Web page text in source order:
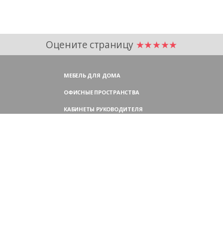
Оцените страницу ★★★★★
МЕБЕЛЬ ДЛЯ ДОМА
ОФИСНЫЕ ПРОСТРАНСТВА
КАБИНЕТЫ РУКОВОДИТЕЛЯ